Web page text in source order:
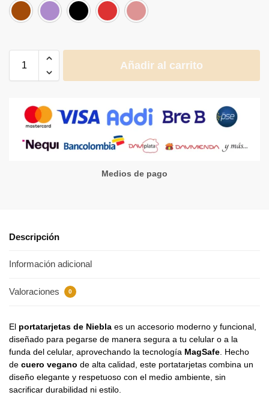
Cafe Lila Negro
Añadir al carrito
Medios de pago
Descripción
Información adicional
Valoraciones 0
El portatarjetas de Niebla es un accesorio moderno y funcional,
diseñado para pegarse de manera segura a tu celular o a la
funda del celular, aprovechando la tecnología MagSafe . Hecho
de cuero vegano de alta calidad, este portatarjetas combina un
diseño elegante y respetuoso con el medio ambiente, sin
sacrificar durabilidad ni estilo.